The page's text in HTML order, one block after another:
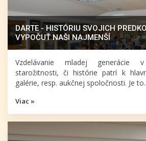
DARTE - HISTÓRIU SVOJICH
VYPOČUŤ NAŠI NAJMENŠÍ
Vzdelávanie mladej generácie
starožitnosti, či histórie patrí k
galérie, resp. aukčnej spoločnosti. Je
Viac »